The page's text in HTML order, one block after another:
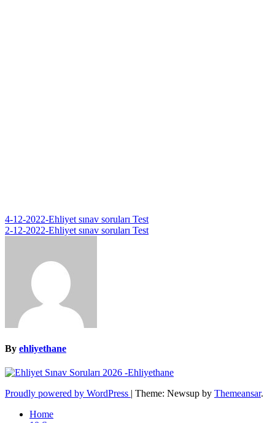
Yazı
gezinmesi
4-12-2022-Ehliyet sınav soruları Test
2-12-2022-Ehliyet sınav soruları Test
By ehliyethane
Proudly powered by WordPress | Theme: Newsup by Themeansar.
Home